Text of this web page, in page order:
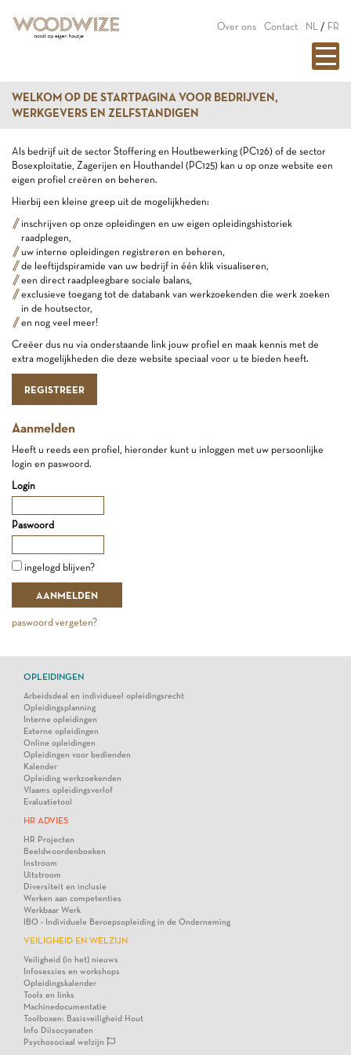
Over ons Contact NL / FR
WELKOM OP DE STARTPAGINA VOOR BEDRIJVEN,
WERKGEVERS EN ZELFSTANDIGEN
Als bedrijf uit de sector Stoffering en Houtbewerking (PC126) of de sector
Bosexploitatie, Zagerijen en Houthandel (PC125) kan u op onze website een
eigen profiel creëren en beheren.
Hierbij een kleine greep uit de mogelijkheden:
inschrijven op onze opleidingen en uw eigen opleidingshistoriek
raadplegen,
uw interne opleidingen registreren en beheren,
de leeftijdspiramide van uw bedrijf in één klik visualiseren,
een direct raadpleegbare sociale balans,
exclusieve toegang tot de databank van werkzoekenden die werk zoeken
in de houtsector,
en nog veel meer!
Creëer dus nu via onderstaande link jouw profiel en maak kennis met de
extra mogelijkheden die deze website speciaal voor u te bieden heeft.
REGISTREER
Aanmelden
Heeft u reeds een profiel, hieronder kunt u inloggen met uw persoonlijke
login en paswoord.
Login
Paswoord
ingelogd blijven?
paswoord vergeten?
OPLEIDINGEN
Arbeidsdeal en individueel opleidingsrecht
Opleidingsplanning
Interne opleidingen
Externe opleidingen
Online opleidingen
Opleidingen voor bedienden
Kalender
Opleiding werkzoekenden
Vlaams opleidingsverlof
Evaluatietool
HR ADVIES
HR Projecten
Beeldwoordenboeken
Instroom
Uitstroom
Diversiteit en inclusie
Werken aan competenties
Werkbaar Werk
IBO - Individuele Beroepsopleiding in de Onderneming
VEILIGHEID EN WELZIJN
Veiligheid (in het) nieuws
Infosessies en workshops
Opleidingskalender
Tools en links
Machinedocumentatie
Toolboxen: Basisveiligheid Hout
Info Diisocyanaten
Psychosociaal welzijn